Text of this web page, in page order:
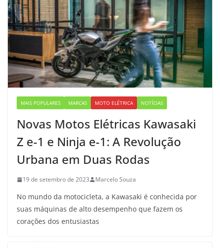
MAIS POPULARES MARCAS MOTO ELÉTRICA NOTÍCIAS
Novas Motos Elétricas Kawasaki
Z e-1 e Ninja e-1: A Revolução
Urbana em Duas Rodas
19 de setembro de 2023 Marcelo Souza
No mundo da motocicleta, a Kawasaki é conhecida por
suas máquinas de alto desempenho que fazem os
corações dos entusiastas